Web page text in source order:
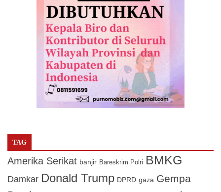
TAG
Amerika Serikat banjir Bareskrim Polri BMKG
Damkar Donald Trump DPRD gaza Gempa